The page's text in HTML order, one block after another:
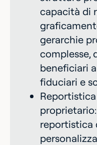
capacità di
gerarchie
complesse,
beneficiari
fiduciari e
reportistica